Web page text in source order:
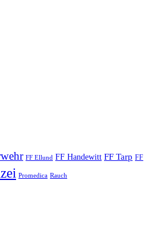
FF Ellund FF Handewitt FF Tarp FF
Promedica Rauch